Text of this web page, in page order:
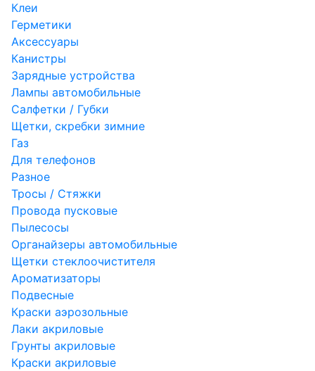
Клеи
Герметики
Аксессуары
Канистры
Зарядные устройства
Лампы автомобильные
Салфетки / Губки
Щетки, скребки зимние
Газ
Для телефонов
Разное
Тросы / Стяжки
Провода пусковые
Пылесосы
Органайзеры автомобильные
Щетки стеклоочистителя
Ароматизаторы
Подвесные
Краски аэрозольные
Лаки акриловые
Грунты акриловые
Краски акриловые